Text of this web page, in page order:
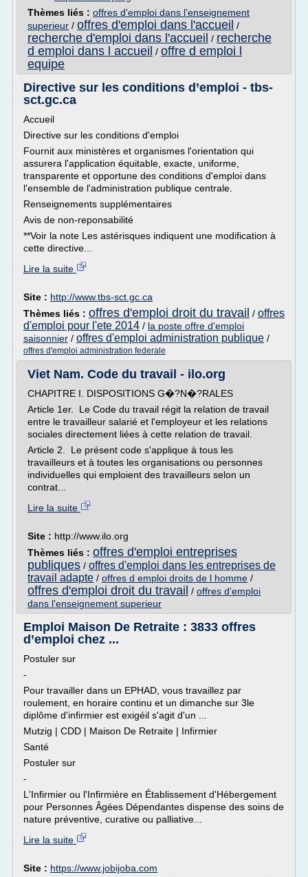
Thèmes liés : offres d'emploi dans l'enseignement
superieur / offres d'emploi dans l'accueil /
recherche d'emploi dans l'accueil / recherche
d emploi dans l accueil / offre d emploi l
equipe
Directive sur les conditions d’emploi - tbs-
sct.gc.ca
Accueil
Directive sur les conditions d'emploi
Fournit aux ministères et organismes l'orientation qui
assurera l'application équitable, exacte, uniforme,
transparente et opportune des conditions d'emploi dans
l'ensemble de l'administration publique centrale.
Renseignements supplémentaires
Avis de non-reponsabilité
**Voir la note Les astérisques indiquent une modification à
cette directive...
Lire la suite
Site : http://www.tbs-sct.gc.ca
Thèmes liés : offres d'emploi droit du travail / offres
d'emploi pour l'ete 2014 / la poste offre d'emploi
saisonnier / offres d'emploi administration publique /
offres d'emploi administration federale
Viet Nam. Code du travail - ilo.org
CHAPITRE I. DISPOSITIONS G�?N�?RALES
Article 1er. Le Code du travail régit la relation de travail
entre le travailleur salarié et l'employeur et les relations
sociales directement liées à cette relation de travail.
Article 2. Le présent code s'applique à tous les
travailleurs et à toutes les organisations ou personnes
individuelles qui emploient des travailleurs selon un
contrat...
Lire la suite
Site : http://www.ilo.org
Thèmes liés : offres d'emploi entreprises
publiques / offres d'emploi dans les entreprises de
travail adapte / offres d emploi droits de l homme /
offres d'emploi droit du travail / offres d'emploi
dans l'enseignement superieur
Emploi Maison De Retraite : 3833 offres
d’emploi chez ...
Postuler sur
-
Pour travailler dans un EPHAD, vous travaillez par
roulement, en horaire continu et un dimanche sur 3le
diplôme d'infirmier est exigéil s'agit d'un ...
Mutzig | CDD | Maison De Retraite | Infirmier
Santé
Postuler sur
-
L'Infirmier ou l'Infirmière en Établissement d'Hébergement
pour Personnes Âgées Dépendantes dispense des soins de
nature préventive, curative ou palliative...
Lire la suite
Site : https://www.jobijoba.com